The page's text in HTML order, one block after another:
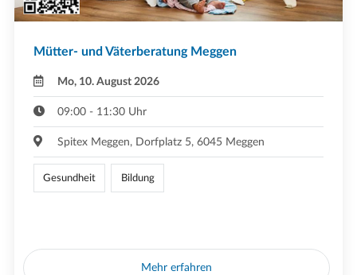
Mütter- und Väterberatung Meggen
Mo, 10. August 2026
09:00 - 11:30 Uhr
Spitex Meggen, Dorfplatz 5, 6045 Meggen
Gesundheit Bildung
Mehr erfahren